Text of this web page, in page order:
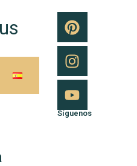
Síguenos